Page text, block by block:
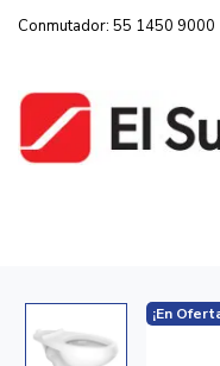
Conmutador: 55 1450 9000
¡En